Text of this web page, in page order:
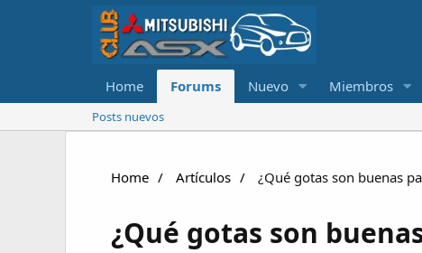
Home Forums Nuevo Miembros
Posts nuevos
Home Artículos ¿Qué gotas son buenas
¿Qué gotas son